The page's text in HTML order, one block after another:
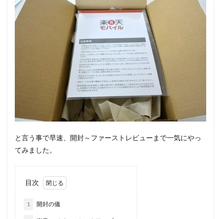
と言う事で早速、開封～ファーストレビューまで一気にやっ
てみました。
目次
1 開封の儀